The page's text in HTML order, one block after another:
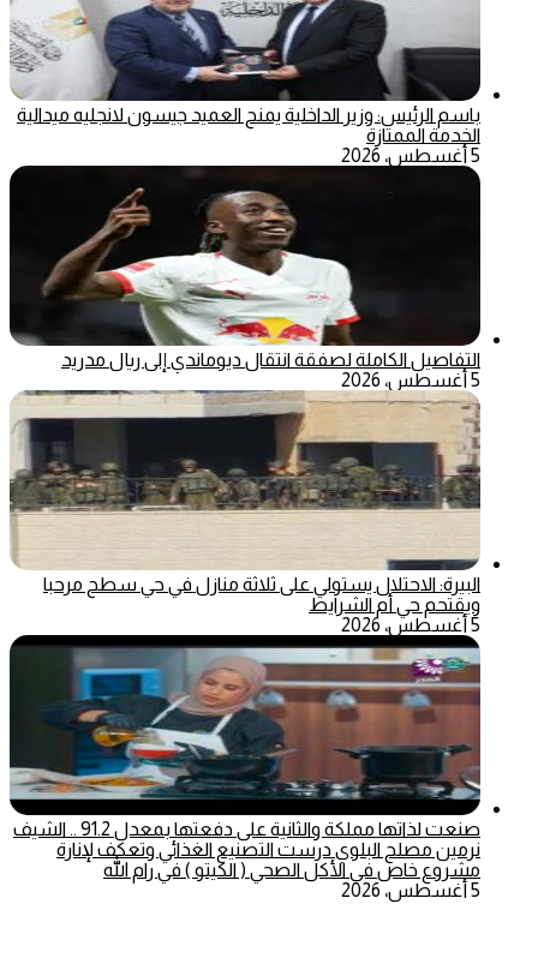
باسم الرئيس: وزير الداخلية يمنح العميد جيسون لانجليه ميدالية
الخدمة الممتازة
5 أغسطس، 2026
التفاصيل الكاملة لصفقة انتقال ديوماندي إلى ريال مدريد
5 أغسطس، 2026
البيرة: الاحتلال يستولي على ثلاثة منازل في حي سطح مرحبا
ويقتحم حي أم الشرايط
5 أغسطس، 2026
صنعت لذاتها مملكة والثانية على دفعتها بمعدل 91.2 .. الشيف
نرمين مصلح البلوي درست التصنيع الغذائي وتعكف لإنارة
مشروع خاص في الأكل الصحي ( الكيتو ) في رام الله
5 أغسطس، 2026